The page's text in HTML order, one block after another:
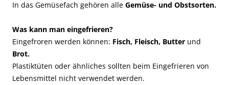
In das Gemüsefach gehören alle Gemüse- und Obstsorten.
Was kann man eingefrieren?
Eingefroren werden können: Fisch, Fleisch, Butter und
Brot.
Plastiktüten oder ähnliches sollten beim Eingefrieren von
Lebensmittel nicht verwendet werden.